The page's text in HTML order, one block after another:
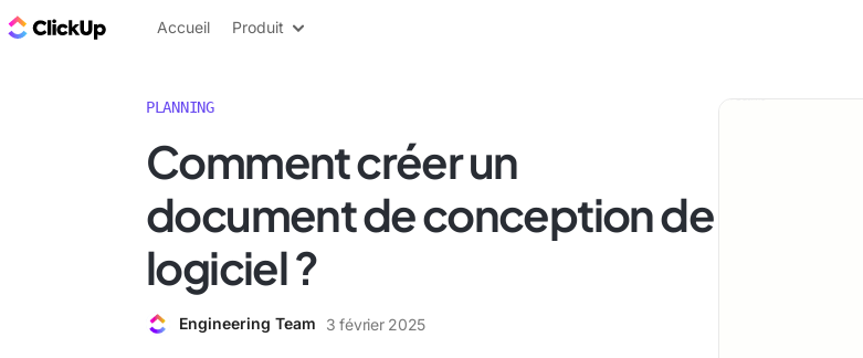
ClickUp Blog
Accueil Produit
PLANNING
Comment créer un
document de conception de
logiciel ?
Engineering Team 3 février 2025